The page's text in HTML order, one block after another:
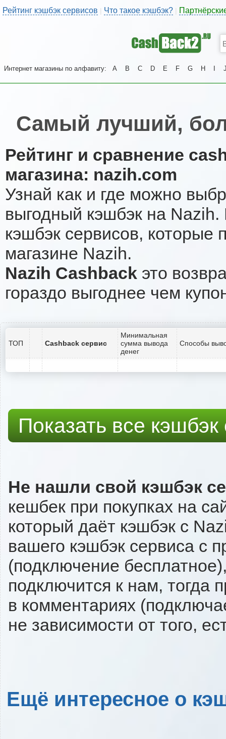
Рейтинг кэшбэк сервисов | Что такое кэшбэк?
Интернет магазины по алфавиту: A B C D E F G H
Самый лучший,
Рейтинг и сравнение
магазина: nazih.com
Узнай как и где можно
выгодный кэшбэк на
кэшбэк сервисов, которые
магазине Nazih.
Nazih Cashback это
гораздо выгоднее чем
ТОП Cashback сервис
Минимальная
сумма вывода
денег
Способы
Показать все
Не нашли свой кэшбэк
кешбек при покупках на
который даёт кэшбэк с
вашего кэшбэк сервиса с
(подключение
подключится к нам, тогда
в комментариях
не зависимости от того,
Ещё интересное о